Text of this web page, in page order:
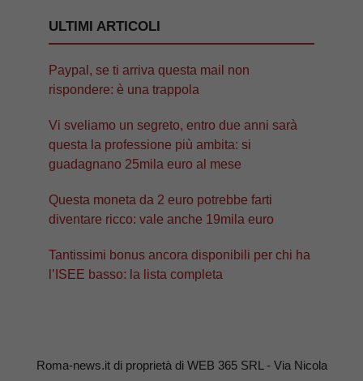
ULTIMI ARTICOLI
Paypal, se ti arriva questa mail non
rispondere: è una trappola
Vi sveliamo un segreto, entro due anni sarà
questa la professione più ambita: si
guadagnano 25mila euro al mese
Questa moneta da 2 euro potrebbe farti
diventare ricco: vale anche 19mila euro
Tantissimi bonus ancora disponibili per chi ha
l’ISEE basso: la lista completa
Roma-news.it di proprietà di WEB 365 SRL - Via Nicola